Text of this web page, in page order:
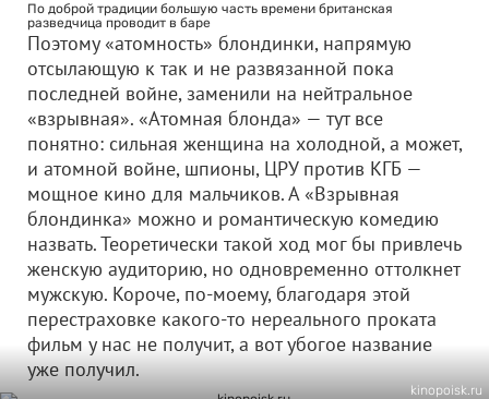
По доброй традиции большую часть времени британская
разведчица проводит в баре
Поэтому «атомность» блондинки, напрямую
отсылающую к так и не развязанной пока
последней войне, заменили на нейтральное
«взрывная». «Атомная блонда» — тут все
понятно: сильная женщина на холодной, а может,
и атомной войне, шпионы, ЦРУ против КГБ —
мощное кино для мальчиков. А «Взрывная
блондинка» можно и романтическую комедию
назвать. Теоретически такой ход мог бы привлечь
женскую аудиторию, но одновременно оттолкнет
мужскую. Короче, по-моему, благодаря этой
перестраховке какого-то нереального проката
фильм у нас не получит, а вот убогое название
уже получил.
kinopoisk.ru